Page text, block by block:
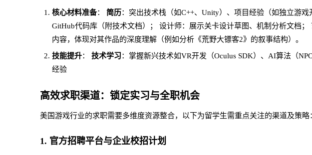
核心材料准备： 简历：突出技术栈（如C++、Unity）、项目经验（如独立游
GitHub代码库（附技术文档）；
设计师：展示关卡设计草图、机制分析文档；
内容，体现对其作品的深度理解（例如分析《荒野大镖客2》的叙事结构）。
技能提升： 技术学习：掌握新兴技术如VR开发（Oculus SDK）、AI算法（
经验
高效求职渠道：锁定实习与全职机会
美国游戏行业的求职需要多维度资源整合，以下为留学生需重点关注的渠道及策略
1. 官方招聘平台与企业校招计划